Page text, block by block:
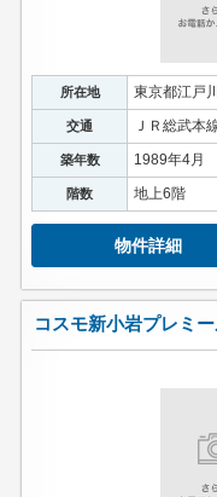
所在地 東京都江戸
交通 ＪＲ総武本
築年数 1989年4月
階数 地上6階
物件詳細
コスモ新小岩プレミ